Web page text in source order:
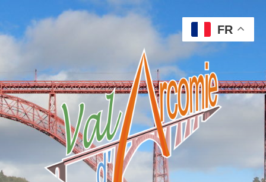
FR